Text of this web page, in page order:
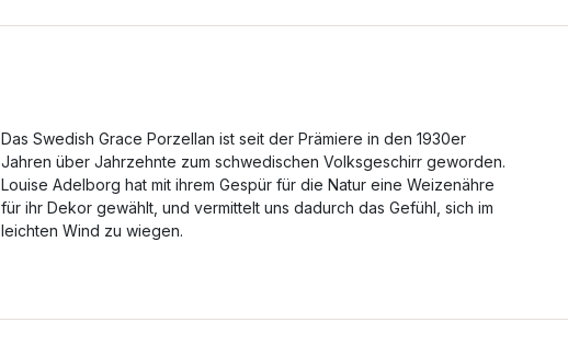
Das Swedish Grace Porzellan ist seit der Prämiere in den 1930er
Jahren über Jahrzehnte zum schwedischen Volksgeschirr geworden.
Louise Adelborg hat mit ihrem Gespür für die Natur eine Weizenähre
für ihr Dekor gewählt, und vermittelt uns dadurch das Gefühl, sich im
leichten Wind zu wiegen.